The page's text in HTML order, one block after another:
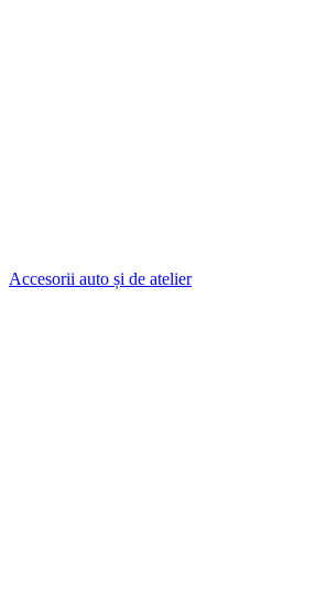
Accesorii auto și de atelier